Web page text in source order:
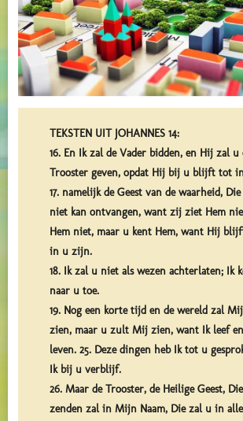
TEKSTEN UIT JOHANNES 14:
16. En Ik zal de Vader bidden, en Hij zal u
Trooster geven, opdat Hij bij u blijft tot
17. namelijk de Geest van de waarheid,
niet kan ontvangen, want zij ziet Hem
Hem niet, maar u kent Hem, want Hij
in u zijn.
18. Ik zal u niet als wezen achterlaten; Ik
naar u toe.
19. Nog een korte tijd en de wereld zal
zien, maar u zult Mij zien, want Ik leef
leven. 25. Deze dingen heb Ik tot u
Ik bij u verblijf.
26. Maar de Trooster, de Heilige Geest,
zenden zal in Mijn Naam, Die zal u in